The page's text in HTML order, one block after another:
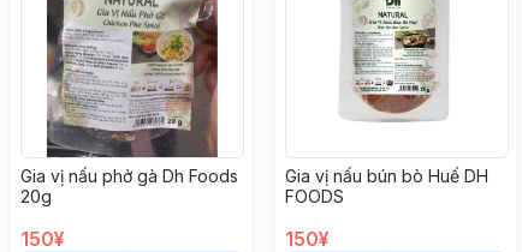
Gia vị nấu phở gà Dh Foods
20g
150¥
Gia vị nấu bún bò Huế DH
FOODS
150¥